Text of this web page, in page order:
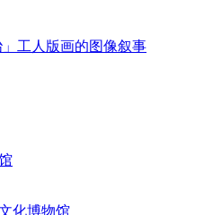
工人版画的图像叙事
化博物馆